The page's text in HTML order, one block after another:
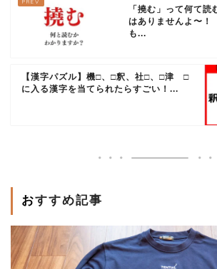
「撓む」って何て
はありませんよ〜！
も...
【漢字パズル】機□、□釈、社□、□津 □
に入る漢字を当てられたらすごい！...
おすすめ記事